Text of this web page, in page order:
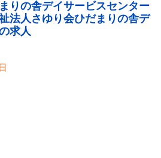
りの舎デイサービスセンター
法人さゆり会ひだまりの舎デ
求人